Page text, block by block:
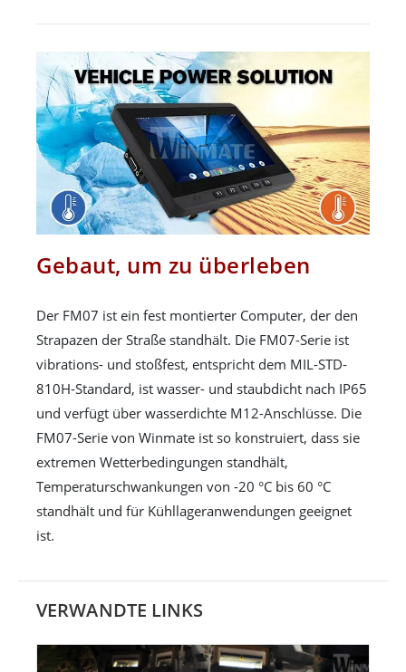
Gebaut, um zu überleben
Der FM07 ist ein fest montierter Computer, der den
Strapazen der Straße standhält. Die FM07-Serie ist
vibrations- und stoßfest, entspricht dem MIL-STD-
810H-Standard, ist wasser- und staubdicht nach IP65
und verfügt über wasserdichte M12-Anschlüsse. Die
FM07-Serie von Winmate ist so konstruiert, dass sie
extremen Wetterbedingungen standhält,
Temperaturschwankungen von -20 °C bis 60 °C
standhält und für Kühllageranwendungen geeignet
ist.
VERWANDTE LINKS